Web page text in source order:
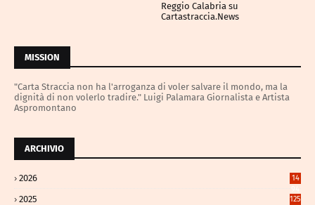
Reggio Calabria su
Cartastraccia.News
MISSION
"Carta Straccia non ha l'arroganza di voler salvare il mondo, ma la
dignità di non volerlo tradire." Luigi Palamara Giornalista e Artista
Aspromontano
ARCHIVIO
2026
14
94
2025
125